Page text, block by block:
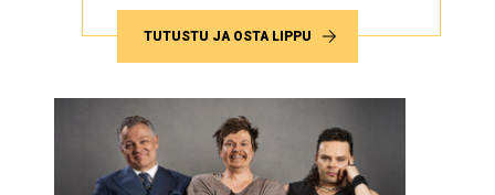
TUTUSTU JA OSTA LIPPU